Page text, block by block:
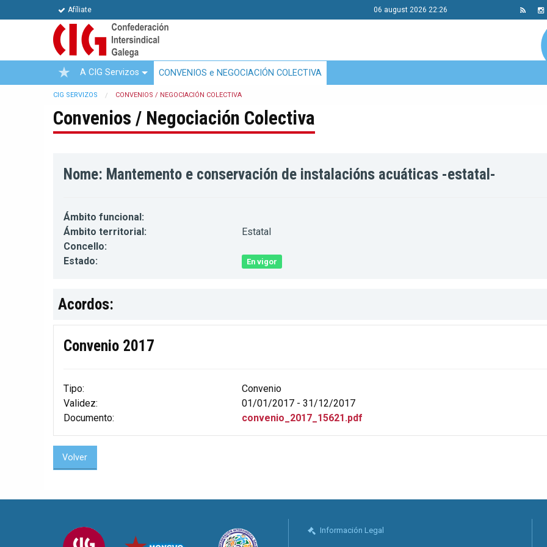
Afíliate 06 august 2026 22:26
A CIG Servizos CONVENIOS e NEGOCIACIÓN COLECTIVA
CIG SERVIZOS CONVENIOS / NEGOCIACIÓN COLECTIVA
Convenios / Negociación Colectiva
Nome: Mantemento e conservación de instalacións acuáticas -estatal-
Ámbito funcional:
Ámbito territorial:
Estatal
Concello:
Estado:
En vigor
Acordos:
Convenio 2017
Tipo:
Convenio
Validez:
01/01/2017 - 31/12/2017
Documento:
convenio_2017_15621.pdf
Volver
Información Legal